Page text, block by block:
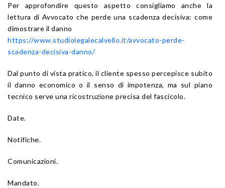
Per approfondire questo aspetto consigliamo anche la
lettura di Avvocato che perde una scadenza decisiva: come
dimostrare il danno
https://www.studiolegalecalvello.it/avvocato-perde-
scadenza-decisiva-danno/
Dal punto di vista pratico, il cliente spesso percepisce subito
il danno economico o il senso di impotenza, ma sul piano
tecnico serve una ricostruzione precisa del fascicolo.
Date.
Notifiche.
Comunicazioni.
Mandato.